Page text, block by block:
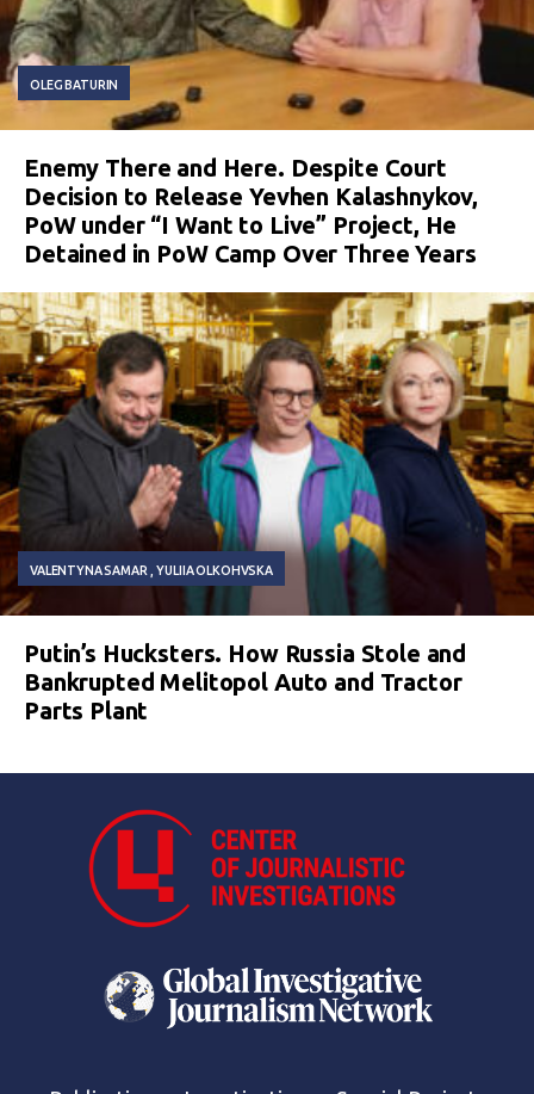
OLEG BATURIN
Enemy There and Here. Despite Court
Decision to Release Yevhen Kalashnykov,
PoW under “I Want to Live” Project, He
Detained in PoW Camp Over Three Years
VALENTYNA SAMAR YULIIA OLKOHVSKA
Putin’s Hucksters. How Russia Stole and
Bankrupted Melitopol Auto and Tractor
Parts Plant